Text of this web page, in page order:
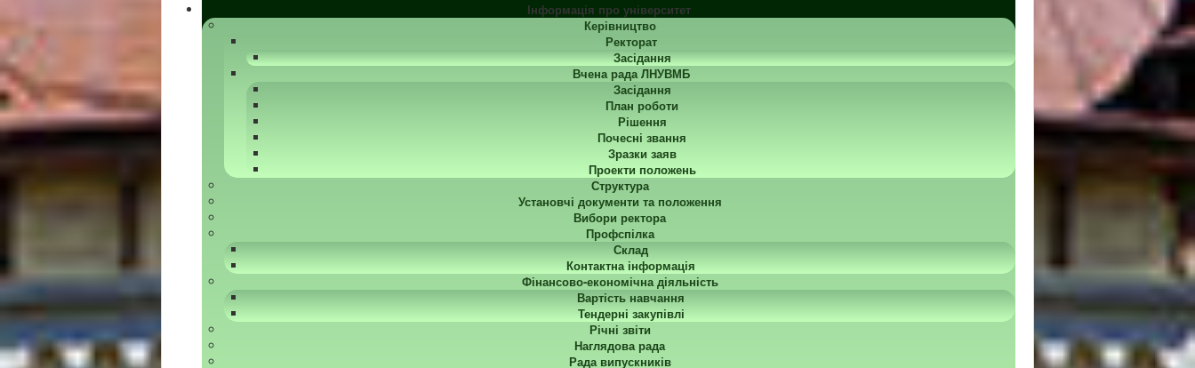
Інформація про університет
Керівництво
Ректорат
Засідання
Вчена рада ЛНУВМБ
Засідання
План роботи
Рішення
Почесні звання
Зразки заяв
Проекти положень
Структура
Установчі документи та положення
Вибори ректора
Профспілка
Склад
Контактна інформація
Фінансово-економічна діяльність
Вартість навчання
Тендерні закупівлі
Річні звіти
Наглядова рада
Рада випускників